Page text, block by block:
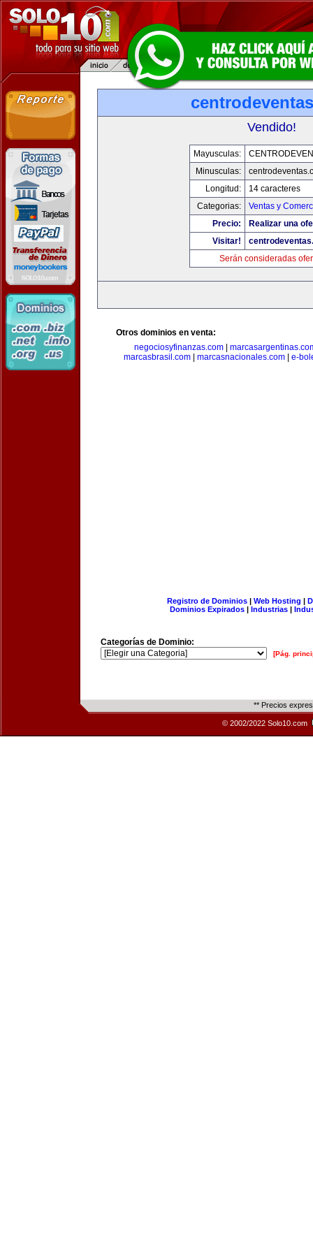
Vendido!
Mayusculas:
Minusculas:
Longitud:
14 caracteres
Categorias:
Ventas y
Precio:
Realizar una
Visitar!
Serán consideradas
Otros dominios en venta:
negociosyfinanzas.com
marcasbrasil.com| marcasnacionales.com| e-
Registro de Dominios| Web Hosting |
Dominios Expirados | Industrias |
Categorías de Dominio:
[Pág.
** Precios
© 2002/2022 Solo10.com